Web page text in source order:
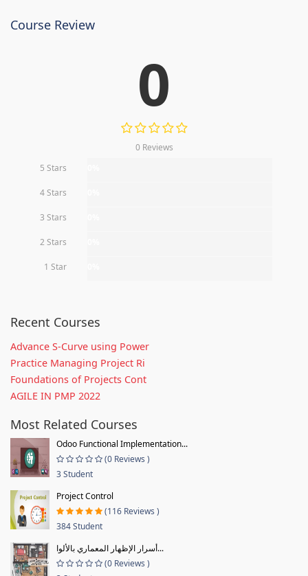
Course Review
0
0 Reviews
5 Stars
4 Stars
3 Stars
2 Stars
1 Star
Recent Courses
Advance S-Curve using Power
Practice Managing Project Ri
Foundations of Projects Cont
AGILE IN PMP 2022
Most Related Courses
Odoo Functional Implementation...
(0 Reviews )
3 Student
Project Control
(116 Reviews )
384 Student
أسرار الإظهار المعماري بالألوا...
(0 Reviews )